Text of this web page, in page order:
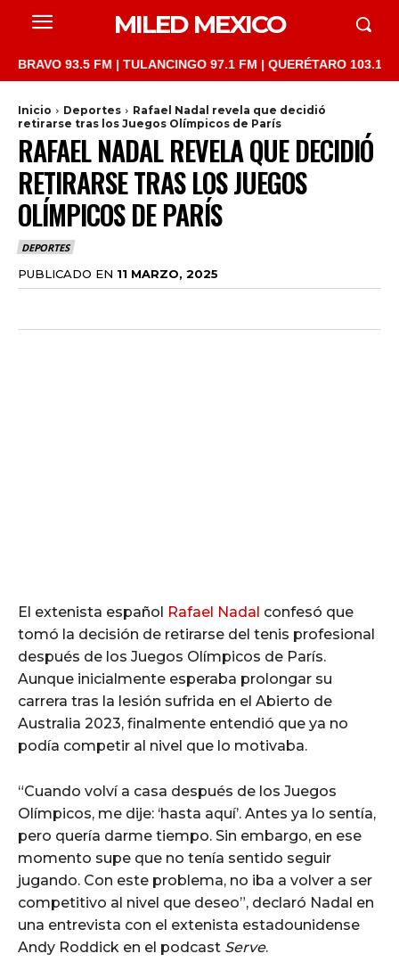
MILED MEXICO
93.5 FM | TULANCINGO 97.1 FM | QUERÉTARO 103.1 FM |
Inicio Deportes
Rafael Nadal revela que decidió
retirarse tras los Juegos Olímpicos de París
RAFAEL NADAL REVELA QUE DECIDIÓ
RETIRARSE TRAS LOS JUEGOS
OLÍMPICOS DE PARÍS
DEPORTES
PUBLICADO EN 11 MARZO, 2025
El extenista español Rafael Nadal confesó que
tomó la decisión de retirarse del tenis profesional
después de los Juegos Olímpicos de París.
Aunque inicialmente esperaba prolongar su
carrera tras la lesión sufrida en el Abierto de
Australia 2023, finalmente entendió que ya no
podía competir al nivel que lo motivaba.
“Cuando volví a casa después de los Juegos
Olímpicos, me dije: ‘hasta aquí’. Antes ya lo sentía,
pero quería darme tiempo. Sin embargo, en ese
momento supe que no tenía sentido seguir
jugando. Con este problema, no iba a volver a ser
competitivo al nivel que deseo”, declaró Nadal en
una entrevista con el extenista estadounidense
Andy Roddick en el podcast Serve.